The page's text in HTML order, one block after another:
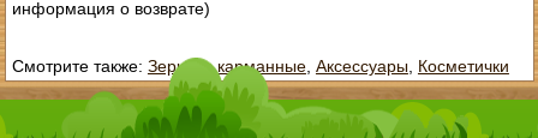
информация о возврате)
Смотрите также: Зеркала карманные, Аксессуары, Косметички